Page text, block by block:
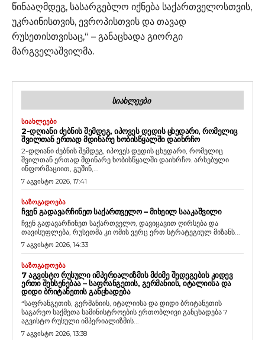
წინააღმდეგ, სასარგებლო იქნება საქართველოსთვის,
უკრაინისთვის, ევროპისთვის და თავად
რუსეთისთვისაც,“ – განაცხადა გიორგი
მარგველაშვილმა.
ᲡᲘᲐᲮᲚᲔᲔᲑᲘ
ᲡᲘᲐᲮᲚᲔᲔᲑᲘ
2-ᲓᲦᲘᲐᲜᲘ ᲫᲔᲑᲜᲘᲡ ᲨᲔᲛᲓᲔᲒ, ᲘᲞᲝᲕᲔᲡ ᲓᲔᲓᲘᲡ ᲪᲮᲔᲓᲐᲠᲘ, ᲠᲝᲛᲔᲚᲘᲪ
ᲨᲕᲘᲚᲗᲐᲜ ᲔᲠᲗᲐᲓ ᲛᲓᲘᲜᲐᲠᲔ ᲮᲝᲑᲘᲡᲬᲧᲐᲚᲨᲘ ᲓᲐᲘᲮᲠᲩᲝ
2-დღიანი ძებნის შემდეგ, იპოვეს დედის ცხედარი, რომელიც
შვილთან ერთად მდინარე ხობისწყალში დაიხრჩო. არსებული
ინფორმაციით, გუშინ,...
7 აგვისტო 2026, 17:41
ᲡᲐᲖᲝᲒᲐᲓᲝᲔᲑᲐ
ᲩᲕᲔᲜ ᲒᲐᲓᲐᲕᲐᲠᲩᲘᲜᲔᲗ ᲡᲐᲥᲐᲠᲗᲕᲔᲚᲝ – ᲛᲘᲮᲔᲘᲚ ᲡᲐᲐᲙᲐᲨᲕᲘᲚᲘ
ჩვენ გადავარჩინეთ საქართველო, დავიცავით ღირსება და
თავისუფლება, რუსეთმა კი ომის ვერც ერთ სტრატეგიულ მიზანს...
7 აგვისტო 2026, 14:33
ᲡᲐᲖᲝᲒᲐᲓᲝᲔᲑᲐ
7 ᲐᲒᲕᲘᲡᲢᲝ ᲠᲣᲡᲣᲚᲘ ᲘᲛᲞᲔᲠᲘᲐᲚᲘᲖᲛᲘᲡ ᲛᲫᲘᲛᲔ ᲨᲔᲓᲔᲒᲔᲑᲘᲡ ᲙᲘᲓᲔᲕ
ᲔᲠᲗᲘ ᲨᲔᲮᲡᲔᲜᲔᲑᲐᲐ – ᲡᲐᲤᲠᲐᲜᲒᲔᲗᲘᲡ, ᲒᲔᲠᲛᲐᲜᲘᲘᲡ, ᲘᲢᲐᲚᲘᲘᲡᲐ ᲓᲐ
ᲓᲘᲓᲘ ᲑᲠᲘᲢᲐᲜᲔᲗᲘᲡ ᲒᲐᲜᲪᲮᲐᲓᲔᲑᲐ
“საფრანგეთის, გერმანიის, იტალიისა და დიდი ბრიტანეთის
საგარეო საქმეთა სამინისტროების ერთობლივი განცხადება 7
აგვისტო რუსული იმპერიალიზმის...
7 აგვისტო 2026, 13:38